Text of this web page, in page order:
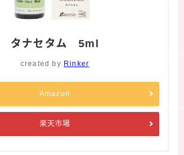
タナセタム 5ml
created by Rinker
Amazon
楽天市場